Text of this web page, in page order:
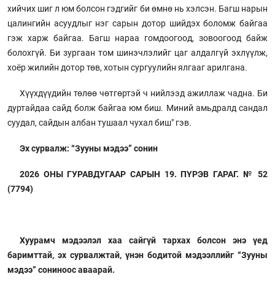
хийчих шиг л юм болсон гэдгийг би өмнө нь хэлсэн. Багш нарын
цалингийн асуудлыг нэг сарын дотор шийдэх боломж байгаа
гэж харж байгаа. Багш нараа гомдоогоод, зовоогоод байж
болохгүй. Би зургаан том шинэчлэлийг цаг алдалгүй эхлүүлж,
хоёр жилийн дотор төв, хотын сургуулийн ялгааг арилгана.
Хүүхдүүдийн төлөө чөтгөртэй ч нийлээд ажиллаж чадна. Би
дуртайдаа сайд болж байгаа юм биш. Миний амьдралд сандал
суудал, сайдын албан тушаал чухал биш" гэв.
Эх сурвалж: “Зууны мэдээ” сонин
2026 ОНЫ ГУРАВДУГААР САРЫН 19. ПҮРЭВ ГАРАГ. № 52
(7794)
Хуурамч мэдээлэл хаа сайгүй тархах болсон энэ үед
баримттай, эх сурвалжтай, үнэн бодитой мэдээллийг “Зууны
мэдээ” сониноос аваарай.